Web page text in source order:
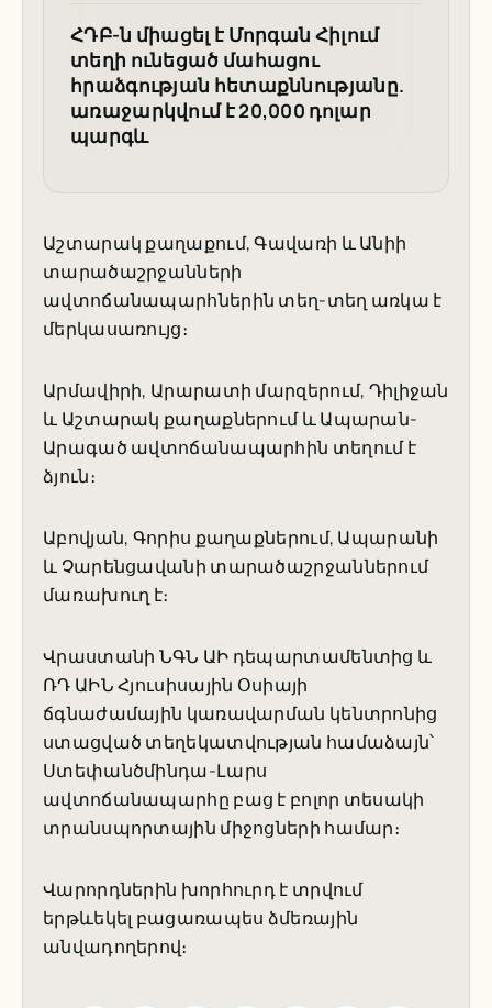
ՀԴԲ-ն միացել է Մորգան Հիլում
տեղի ունեցած մահացու
հրաձգության հետաքննությանը.
առաջարկվում է 20,000 դոլար
պարգև
Աշտարակ քաղաքում, Գավառի և Անիի
տարածաշրջանների
ավտոճանապարհներին տեղ-տեղ առկա է
մերկասառույց։
Արմավիրի, Արարատի մարզերում, Դիլիջան
և Աշտարակ քաղաքներում և Ապարան-
Արագած ավտոճանապարհին տեղում է
ձյուն։
Աբովյան, Գորիս քաղաքներում, Ապարանի
և Չարենցավանի տարածաշրջաններում
մառախուղ է։
Վրաստանի ՆԳՆ ԱԻ դեպարտամենտից և
ՌԴ ԱԻՆ Հյուսիսային Օսիայի
ճգնաժամային կառավարման կենտրոնից
ստացված տեղեկատվության համաձայն՝
Ստեփանծմինդա-Լարս
ավտոճանապարհը բաց է բոլոր տեսակի
տրանսպորտային միջոցների համար։
Վարորդներին խորհուրդ է տրվում
երթևեկել բացառապես ձմեռային
անվադողերով։